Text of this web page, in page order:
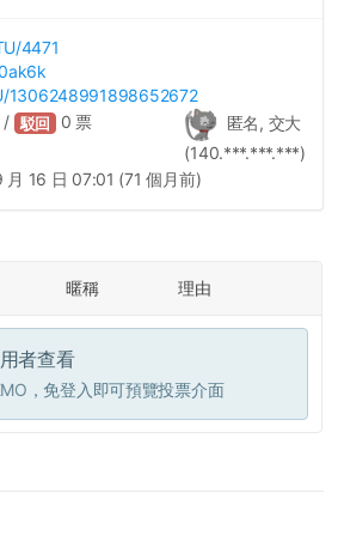
/4471
/1306248991898652672
匿名, 交大
(140.***.***.***)
/ 駁回 0 票
16 日 07:01 (71 個月前)
暱稱 理由
者查看
，免登入即可預覽投票介面